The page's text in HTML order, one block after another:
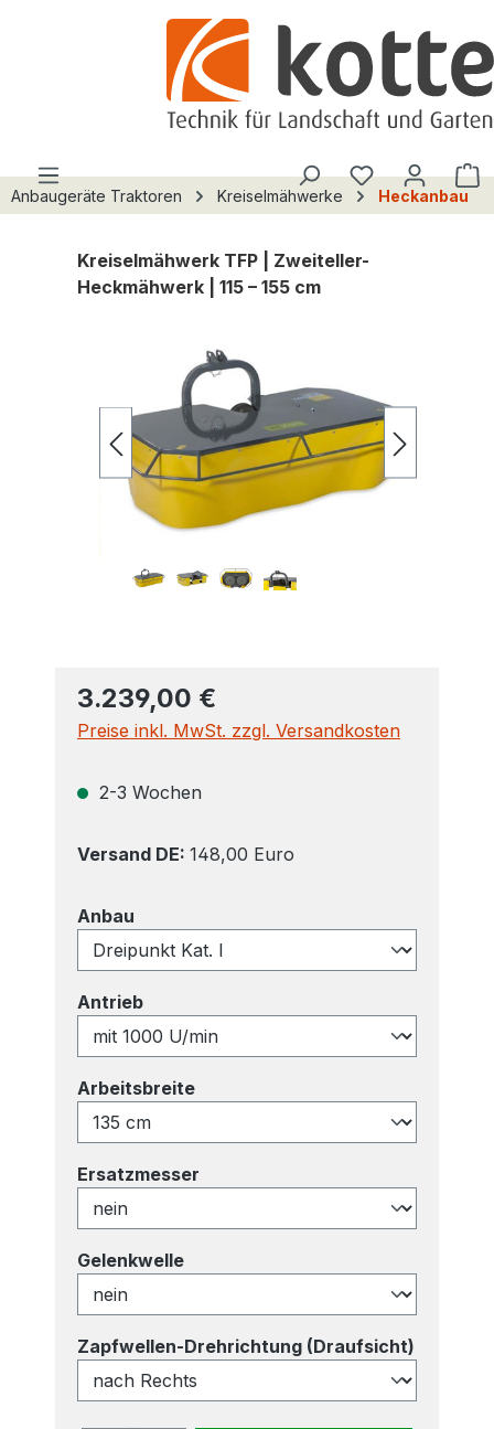
Du hast 0
Anbaugeräte Traktoren Kreiselmähwerke Heckanbau
Kreiselmähwerk TFP | Zweiteller-
Heckmähwerk | 115 – 155 cm
3.239,00 €
Preise inkl. MwSt. zzgl. Versandkosten
2-3 Wochen
Versand DE: 148,00 Euro
Anbau
Antriebauswählen
Arbeitsbreiteauswählen
Ersatzmesser
Gelenkwelleauswählen
Zapfwellen-Drehrichtung (Draufsicht)